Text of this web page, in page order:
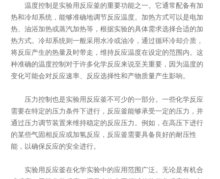
温度控制是实验用反应釜的重要功能之一。它通常配备有加
热和冷却系统，能够准确地调节反应温度。加热方式可以是电加
热、油浴加热或蒸汽加热等，根据实验的具体需求选择合适的加
热方式。冷却系统则一般采用水冷或油冷，通过循环冷却介质，
将反应产生的热量及时带走，维持反应温度在设定的范围内。这
种准确的温度控制对于许多化学反应来说至关重要，因为温度的
变化可能会对反应速率、反应选择性和产物质量产生影响。
压力控制也是实验用反应釜不可少的一部分。一些化学反应
需要在特定的压力条件下进行，反应釜能够承受一定的压力，并
通过压力调节装置来维持稳定的反应压力。例如，在高压下进行
的某些气固相反应或加氢反应，反应釜需要具备良好的耐压性
能，以确保反应的安全进行。
实验用反应釜在化学实验中的应用范围广泛。无论是有机合